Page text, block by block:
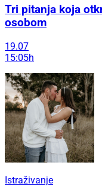
Tri pitanja koja
osobom
19.07
15:05h
Istraživanje